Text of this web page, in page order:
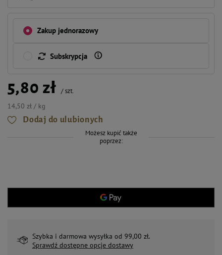
Zakup jednorazowy
Subskrypcja
5,80 zł /szt.
14,50 zł / kg
Dodaj do ulubionych
Możesz kupić także
poprzez:
Szybka i darmowa wysyłka od 99,00 zł.
Sprawdź dostępne opcje dostawy